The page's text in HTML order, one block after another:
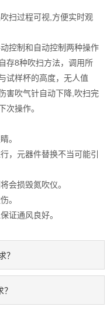
扫过程可视,方便实时观
控制和自动控制两种操作
存8种吹扫方法，调用所
试样杯的高度，无人值
害吹气针自动下降,吹扫完
次操作。
。
元器件替换不当可能引
损毁氮吹仪。
。
通风良好。
？